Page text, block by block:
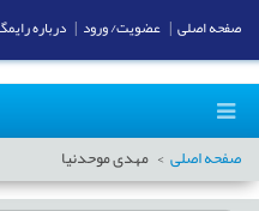
صفحه اصلی مهدی موحدنیا
صفحه اصلی عضویت/ ورود درباره رایمگ